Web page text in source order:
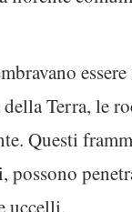
Terra, le
Questi
uccelli.